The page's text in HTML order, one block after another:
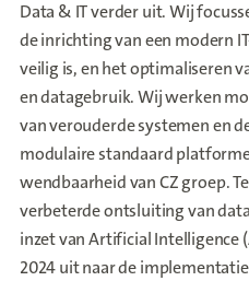
Data & IT verder uit. Wij
de inrichting van een modern
veilig is, en het optimaliseren
en datagebruik. Wij werken
van verouderde systemen en
modulaire standaard
wendbaarheid van CZ groep.
verbeterde ontsluiting van
inzet van Artificial Intelligence
2024 uit naar de